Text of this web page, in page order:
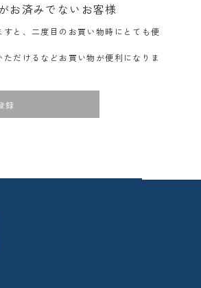
お済みでないお客様
と、二度目のお買い物時にとても便
だけるなどお買い物が便利になりま
録